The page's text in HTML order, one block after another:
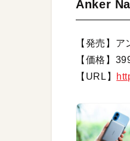
Anker
【発売】
【価格】
【URL】